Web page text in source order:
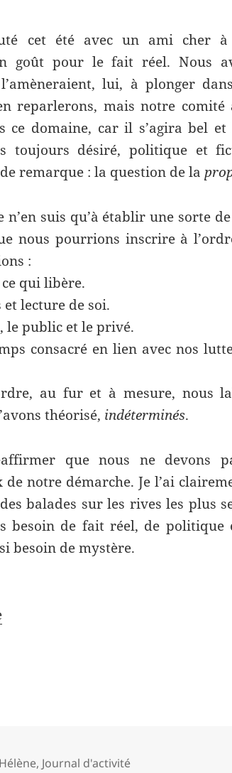
cet été avec un ami cher
goût pour le fait réel. Nous
lui, à plonger
reparlerons, mais notre comité
ce domaine, car il s’agira bel
toujours désiré, politique et
remarque : la question de la
n’en suis qu’à établir une sorte
nous pourrions inscrire à
:
qui libère.
lecture de soi.
public et le privé.
consacré en lien avec nos
au fur et à mesure, nous
théorisé, indéterminés.
que nous ne devons
notre démarche. Je l’ai
balades sur les rives les plus
besoin de fait réel, de politique
besoin de mystère.
Catégories
Hélène, Journal d'activité